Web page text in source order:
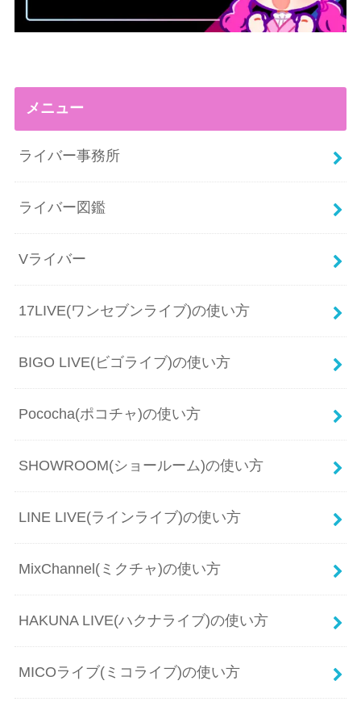
メニュー
ライバー事務所
ライバー図鑑
Vライバー
17LIVE(ワンセブンライブ)の使い方
BIGO LIVE(ビゴライブ)の使い方
Pococha(ポコチャ)の使い方
SHOWROOM(ショールーム)の使い方
LINE LIVE(ラインライブ)の使い方
MixChannel(ミクチャ)の使い方
HAKUNA LIVE(ハクナライブ)の使い方
MICOライブ(ミコライブ)の使い方